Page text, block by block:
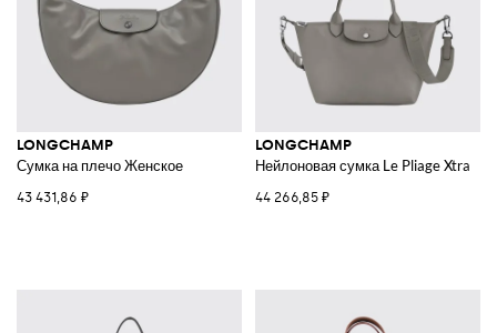
LONGCHAMP
Сумка на плечо Женское
43 431,86 ₽
LONGCHAMP
Нейлоновая сумка Le Pliage Xtra
44 266,85 ₽